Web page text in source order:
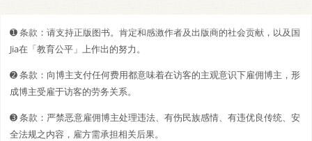
➊️ 条款：请支持正版图书。肯定和感激作者及出版商的社会贡献，以及国
Jia在「教育公平」上作出的努力。
➋️️ 条款：向博主支付任何费用都意味着在访客的主观意识下雇佣博主，形
成博主受雇于访客的劳务关系。
➌ 条款：严禁恶意雇佣博主处理违法、有伤民族感情、有违优良传统、安
全法规之内容，雇方需承担相关后果。